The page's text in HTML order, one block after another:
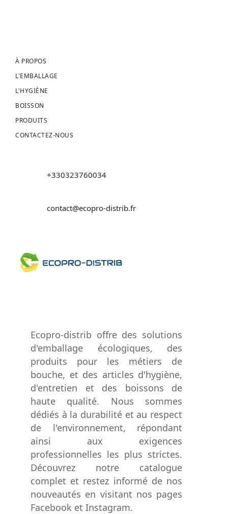
À PROPOS
L'EMBALLAGE
L'HYGIÈNE
BOISSON
PRODUITS
CONTACTEZ-NOUS
+330323760034
contact@ecopro-distrib.fr
Ecopro-distrib offre des solutions
d'emballage écologiques, des
produits pour les métiers de
bouche, et des articles d'hygiène,
d'entretien et des boissons de
haute qualité. Nous sommes
dédiés à la durabilité et au respect
de l'environnement, répondant
ainsi aux exigences
professionnelles les plus strictes.
Découvrez notre catalogue
complet et restez informé de nos
nouveautés en visitant nos pages
Facebook et Instagram.